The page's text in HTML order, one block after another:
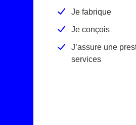
Je fabrique
Je conçois
J’assure une
services